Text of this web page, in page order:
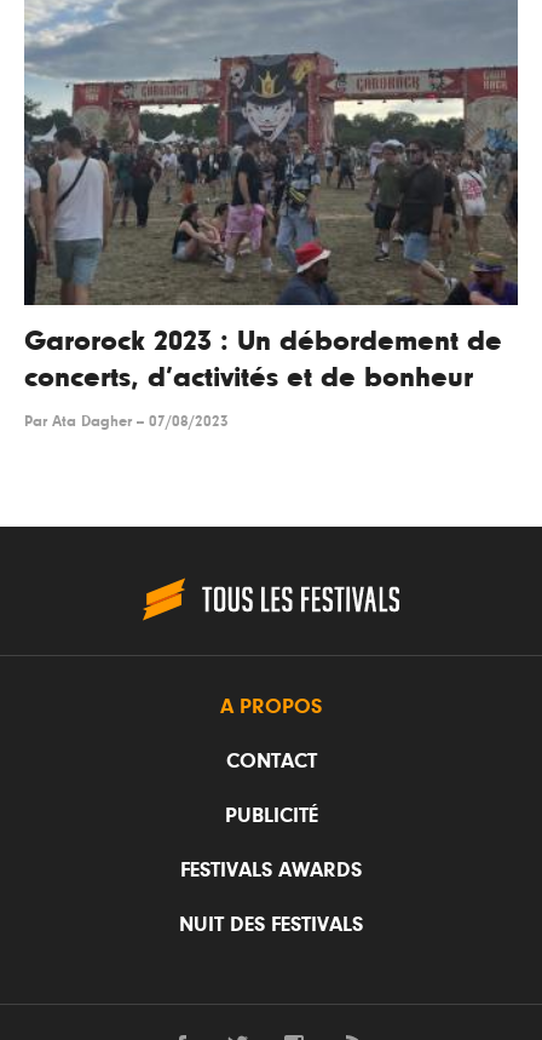
Garorock 2023 : Un débordement de
concerts, d’activités et de bonheur
Par Ata Dagher -- 07/08/2023
A PROPOS
CONTACT
PUBLICITÉ
FESTIVALS AWARDS
NUIT DES FESTIVALS